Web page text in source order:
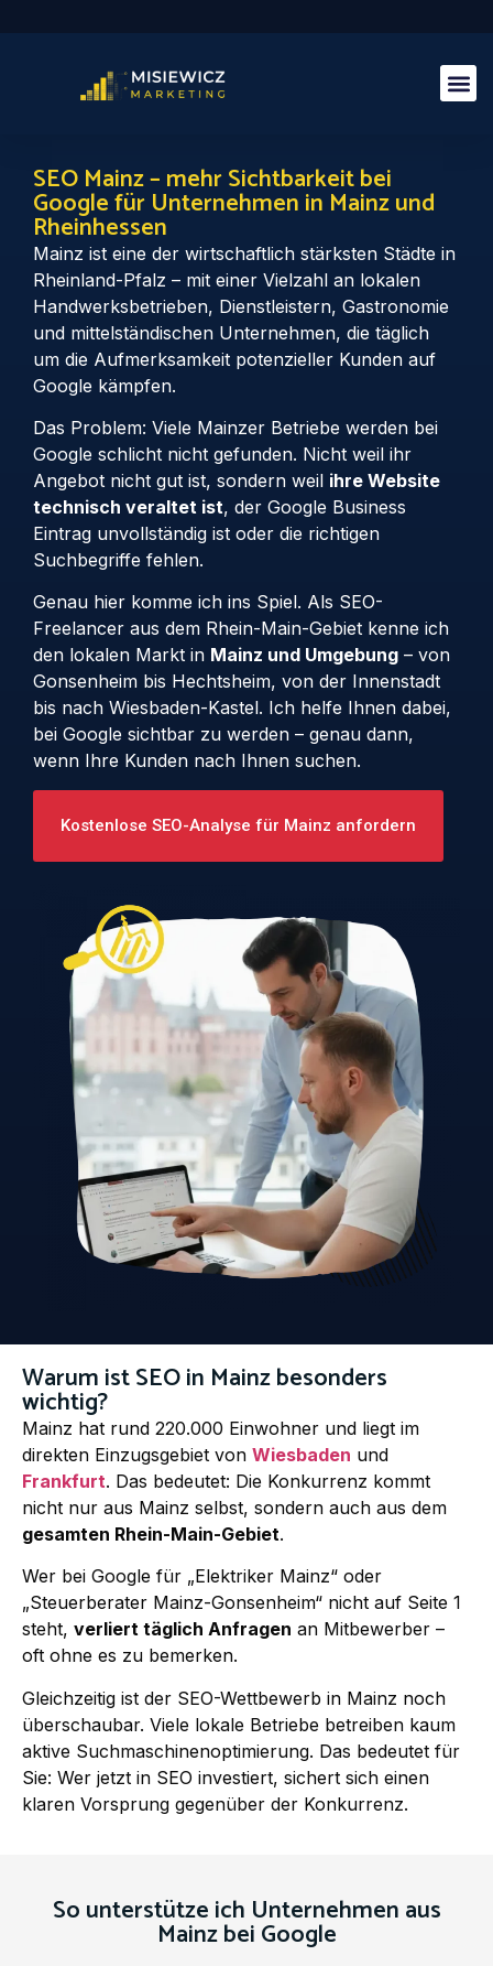
SEO Mainz – mehr Sichtbarkeit bei
Google für Unternehmen in Mainz und
Rheinhessen
Mainz ist eine der wirtschaftlich stärksten Städte in
Rheinland-Pfalz – mit einer Vielzahl an lokalen
Handwerksbetrieben, Dienstleistern, Gastronomie
und mittelständischen Unternehmen, die täglich
um die Aufmerksamkeit potenzieller Kunden auf
Google kämpfen.
Das Problem: Viele Mainzer Betriebe werden bei
Google schlicht nicht gefunden. Nicht weil ihr
Angebot nicht gut ist, sondern weil ihre Website
technisch veraltet ist, der Google Business
Eintrag unvollständig ist oder die richtigen
Suchbegriffe fehlen.
Genau hier komme ich ins Spiel. Als SEO-
Freelancer aus dem Rhein-Main-Gebiet kenne ich
den lokalen Markt in Mainz und Umgebung – von
Gonsenheim bis Hechtsheim, von der Innenstadt
bis nach Wiesbaden-Kastel. Ich helfe Ihnen dabei,
bei Google sichtbar zu werden – genau dann,
wenn Ihre Kunden nach Ihnen suchen.
Kostenlose SEO-Analyse für Mainz anfordern
Warum ist SEO in Mainz besonders
wichtig?
Mainz hat rund 220.000 Einwohner und liegt im
direkten Einzugsgebiet von Wiesbaden und
Frankfurt. Das bedeutet: Die Konkurrenz kommt
nicht nur aus Mainz selbst, sondern auch aus dem
gesamten Rhein-Main-Gebiet.
Wer bei Google für „Elektriker Mainz“ oder
„Steuerberater Mainz-Gonsenheim“ nicht auf Seite 1
steht, verliert täglich Anfragen an Mitbewerber –
oft ohne es zu bemerken.
Gleichzeitig ist der SEO-Wettbewerb in Mainz noch
überschaubar. Viele lokale Betriebe betreiben kaum
aktive Suchmaschinenoptimierung. Das bedeutet für
Sie: Wer jetzt in SEO investiert, sichert sich einen
klaren Vorsprung gegenüber der Konkurrenz.
So unterstütze ich Unternehmen aus
Mainz bei Google